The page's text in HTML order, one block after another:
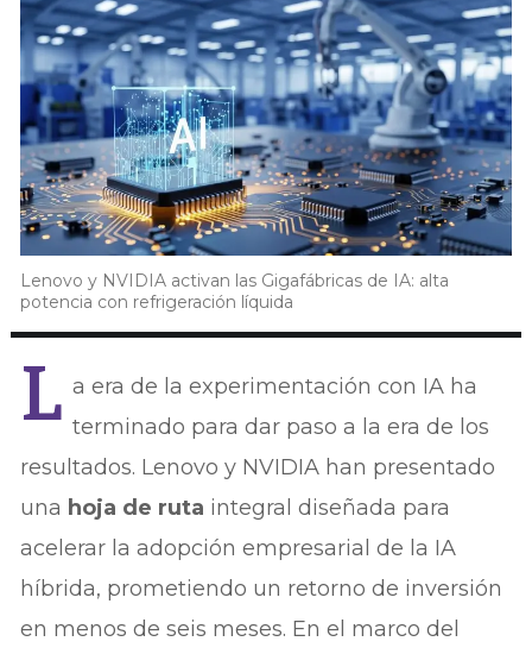
Lenovo y NVIDIA activan las Gigafábricas de IA: alta
potencia con refrigeración líquida
L a era de la experimentación con IA ha
terminado para dar paso a la era de los
resultados. Lenovo y NVIDIA han presentado
una hoja de ruta integral diseñada para
acelerar la adopción empresarial de la IA
híbrida, prometiendo un retorno de inversión
en menos de seis meses. En el marco del